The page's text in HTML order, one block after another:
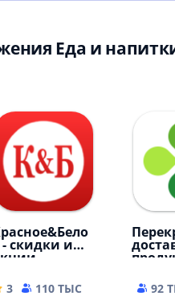
Еда и
- скидки и
3 110 ТЫС
33.73 MB92